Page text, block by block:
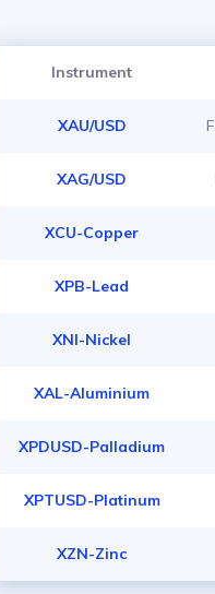
Instrument
XAU/USD
XAG/USD
XCU-Copper
XPB-Lead
XNI-Nickel
XAL-Aluminium
XPDUSD-Palladium
XPTUSD-Platinum
XZN-Zinc